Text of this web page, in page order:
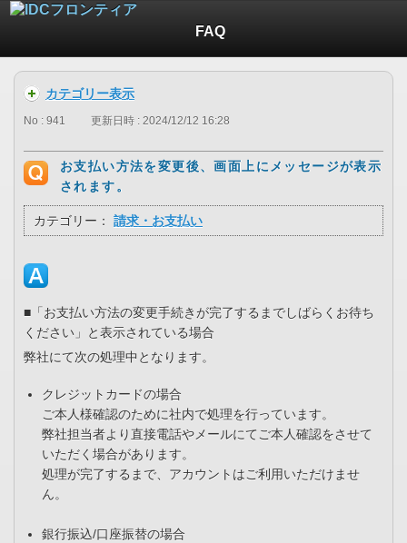
FAQ
カテゴリー表示
No : 941 更新日時 : 2024/12/12 16:28
お支払い方法を変更後、画面上にメッセージが表示
されます。
カテゴリー： 請求・お支払い
■「お支払い方法の変更手続きが完了するまでしばらくお待ち
ください」と表示されている場合
弊社にて次の処理中となります。
クレジットカードの場合
ご本人様確認のために社内で処理を行っています。
弊社担当者より直接電話やメールにてご本人確認をさせて
いただく場合があります。
処理が完了するまで、アカウントはご利用いただけませ
ん。
銀行振込/口座振替の場合